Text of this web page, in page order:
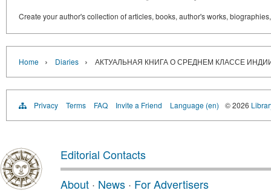
Create your author's collection of articles, books, author's works,
Home › Diaries › АКТУАЛЬНАЯ КНИГА О СРЕДНЕМ КЛАССЕ
Privacy Terms FAQ Invite a Friend Language (en) © 2026
Editorial Contacts
About · News · For Advertisers